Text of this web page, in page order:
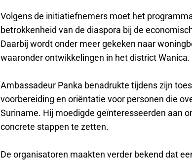
Volgens de initiatiefnemers moet het
betrokkenheid van de diaspora bij de
Daarbij wordt onder meer gekeken naar
waaronder ontwikkelingen in het district Wanica.
Ambassadeur Panka benadrukte tijdens zijn
voorbereiding en oriëntatie voor personen die
Suriname. Hij moedigde geïnteresseerden aan
concrete stappen te zetten.
De organisatoren maakten verder bekend dat